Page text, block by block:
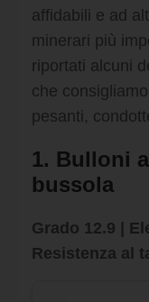
affidabili e ad
minerari più
riportati alcuni
che
pesanti,
1. Bulloni
bussola
Grado 12.9 |
Resistenza al